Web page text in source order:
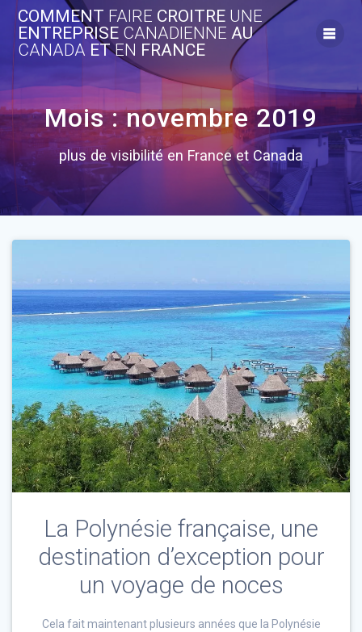
Skip
to
content
COMMENT FAIRE CROITRE UNE
ENTREPRISE CANADIENNE AU
CANADA ETEN FRANCE
Mois :novembre 2019
plus de visibilité en France et Canada
La Polynésie française, une
destination d’exception pour
un voyage de noces
Cela fait maintenant plusieurs années que la Polynésie